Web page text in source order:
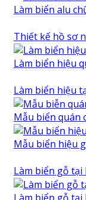
Làm biển alu
Thiết kế hồ sơ
Làm biển hiệu
Làm biển hiệu
Mẫu biển quán
Mẫu biển hiệu
Làm biển gỗ